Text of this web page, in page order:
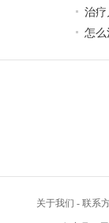
治疗
怎么
关于我们 - 联系